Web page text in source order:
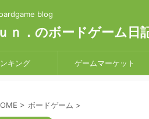
blog
ｎ．のボードゲーム日
キング ゲームマーケット
> ボードゲーム >